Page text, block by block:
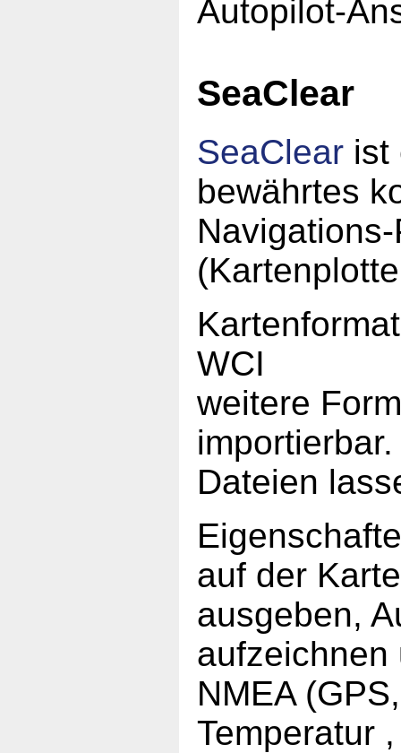
Autopilot-
SeaClear
SeaClear ist
bewährtes
WCI
weitere
Dateien
auf der
ausgeben,
aufzeichnen
NMEA
Temperatur